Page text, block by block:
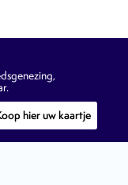
hier uw kaartje